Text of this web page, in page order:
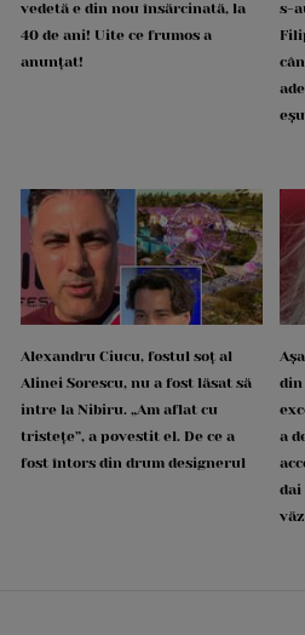
vedetă e din nou însărcinată, la
40 de ani! Uite ce frumos a
anunțat!
s-
Alexandru Ciucu, fostul soț al
Alinei Sorescu, nu a fost lăsat să
intre la Nibiru. „Am aflat cu
tristețe”, a povestit el. De ce a
fost întors din drum designerul
din
a
dai